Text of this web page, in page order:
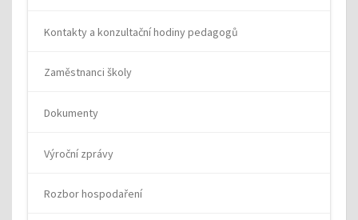
Kontakty a konzultační hodiny pedagogů
Zaměstnanci školy
Dokumenty
Výroční zprávy
Rozbor hospodaření